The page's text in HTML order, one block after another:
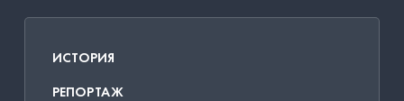
ИСТОРИЯ
РЕПОРТАЖ